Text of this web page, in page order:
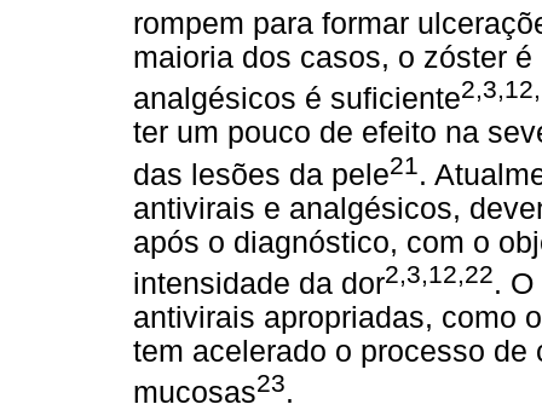
rompem para formar
maioria dos casos, o zóster
analgésicos é suficiente
ter um pouco de efeito na
das lesões da pele21 .
antivirais e analgésicos,
após o diagnóstico, com o
intensidade da dor2,3,12,22.
antivirais apropriadas, como
tem acelerado o processo
mucosas23.